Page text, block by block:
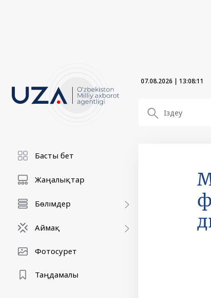
07.08.2026 | 13:08:12
Басты бет
Жаңалықтар
Бөлімдер
Аймақ
Фотосурет
Таңдамалы